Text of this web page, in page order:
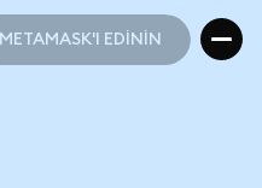
METAMASK'I EDİNİN